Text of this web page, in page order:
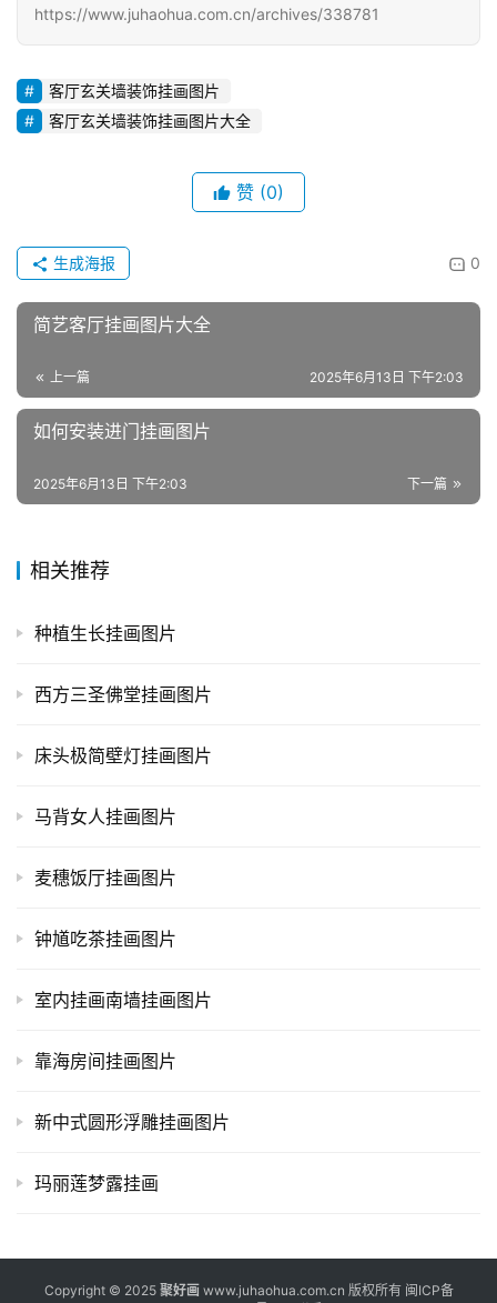
https://www.juhaohua.com.cn/archives/338781
客厅玄关墙装饰挂画图片
客厅玄关墙装饰挂画图片大全
赞 (0)
0
生成海报
简艺客厅挂画图片大全
上一篇 2025年6月13日 下午2:03
如何安装进门挂画图片
下一篇
2025年6月13日 下午2:03
相关推荐
种植生长挂画图片
西方三圣佛堂挂画图片
床头极简壁灯挂画图片
马背女人挂画图片
麦穗饭厅挂画图片
钟馗吃茶挂画图片
室内挂画南墙挂画图片
靠海房间挂画图片
新中式圆形浮雕挂画图片
玛丽莲梦露挂画
Copyright © 2025 聚好画www.juhaohua.com.cn 版权所有 闽ICP备